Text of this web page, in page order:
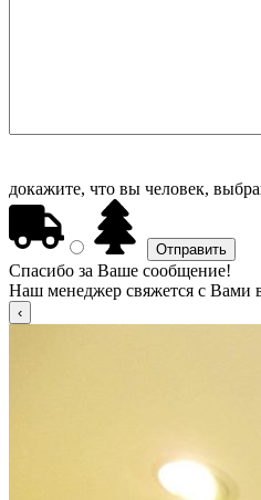
докажите, что вы человек,
Спасибо за Ваше сообщение!
Наш менеджер свяжется с Вами